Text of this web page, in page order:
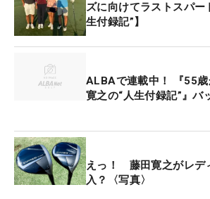
今大会終了後の賞金ランキング上
オフシリーズ初戦「ドミニオン・
ティクラシック」（10月17～19日
は現在ランキング64位につけてい
ズに向けてラストスパー
生付録記”】
ALBAで連載中！ 『55歳
寛之の“人生付録記”』バ
えっ！ 藤田寛之がレデ
入？〈写真〉